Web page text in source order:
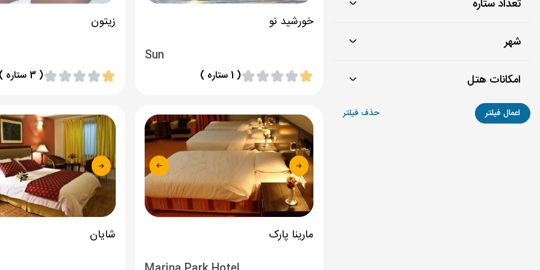
تعداد ستاره
شهر
امکانات هتل
اعمال فیلتر حذف فیلتر
خورشید نو
Sun
( 1 ستاره )
زیتون
( 3 ستاره )
مارینا پارک
شایان